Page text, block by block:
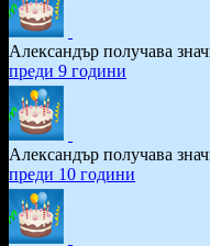
Александър получава
преди 9 години
Александър получава
преди 10 години